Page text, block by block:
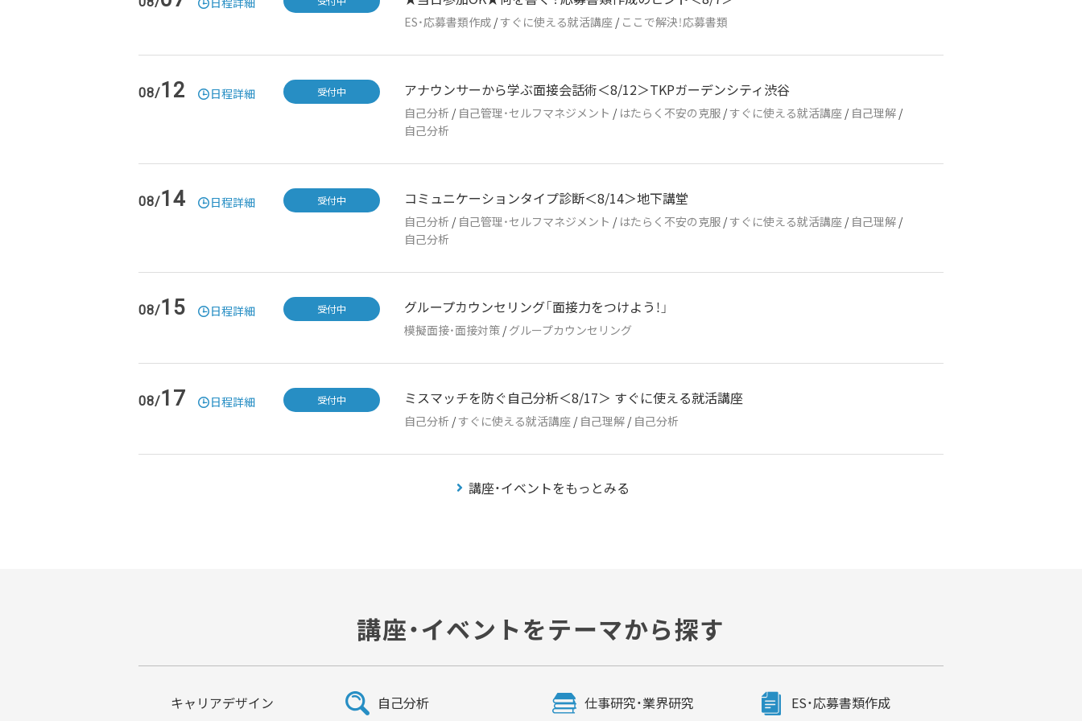
ES・応募書類作成 /すぐに使える就活講座 / ここで解決！応募書類
08/12 日程詳細 アナウンサーから学ぶ面接会話術＜8/12＞TKPガーデンシティ渋谷
自己分析 / 自己管理・セルフマネジメント / はたらく不安の克服 /すぐに使える就活講座 / 自己理解 /
自己分析
受付中
08/14 日程詳細 コミュニケーションタイプ診断＜8/14＞地下講堂
自己分析 / 自己管理・セルフマネジメント / はたらく不安の克服 /すぐに使える就活講座 / 自己理解 /
自己分析
受付中
08/15 日程詳細 グループカウンセリング「面接力をつけよう！」
模擬面接・面接対策 /グループカウンセリング
受付中
08/17 日程詳細 ミスマッチを防ぐ自己分析＜8/17＞ すぐに使える就活講座
自己分析 /すぐに使える就活講座 / 自己理解 / 自己分析
受付中
講座・イベントをもっとみる
講座・イベントをテーマから探す
キャリアデザイン 自己分析 仕事研究・業界研究 ES・応募書類作成